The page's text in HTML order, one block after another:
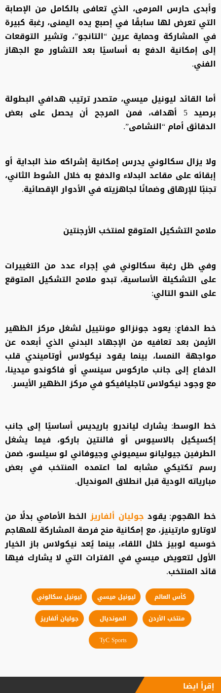
وأبدى حارس المرمى، الذي تعافى بالكامل من الإصابة
التي تعرض لها سابقًا في إصبع يده اليمنى، رغبة كبيرة
في المشاركة وحماية عرين “التانجو”، وتشير التوقعات
إلى إمكانية الدفع به أساسيًا بعد التشاور مع الجهاز
الفني.
أما القائد ليونيل ميسي، متصدر ترتيب هدافي البطولة
برصيد 5 أهداف، فمن المرجح أن يحصل على بعض
الدقائق أمام “النشامى”.
ولا يزال سكالوني يدرس إمكانية إشراكه منذ البداية أو
إبقائه على مقاعد البدلاء والدفع به خلال الشوط الثاني،
تجنبًا للإرهاق وضمانًا لجاهزيته في الأدوار الإقصائية.
ملامح التشكيل المتوقع لمنتخب الأرجنتين
وفي ظل رغبة سكالوني في إجراء عدد من التغييرات
على التشكيلة الأساسية، تبدو ملامح التشكيل المتوقع
على النحو التالي:
خط الدفاع: يعود جونزالو مونتييل لشغل مركز الظهير
الأيمن بعد تعافيه من الإجهاد البدني الذي أبعده عن
مواجهة النمسا، بينما يقود نيكولاس أوتاميندي قلب
الدفاع إلى جانب ماركوس سينسي أو فاكوندو ميدينا،
مع وجود نيكولاس تاجليافيكو في مركز الظهير الأيسر.
خط الوسط: يشارك لياندرو باريديس أساسيًا إلى جانب
إكسيكيل بالاسيوس أو فالنتين باركو، فيما يشغل
الطرفين جيوليانو سيميوني وجيوفاني لو سيلسو، ضمن
رسم تكتيكي مشابه لما اعتمده المنتخب في بعض
مبارياته الودية قبل انطلاق المونديال.
خط الهجوم: يقود جوليان ألفاريز الخط الأمامي بدلًا من
لاوتارو مارتينيز، مع إمكانية منح فرصة المشاركة للمهاجم
خوسيه لوبيز خلال اللقاء، بينما يُعد نيكولاس باز الخيار
الأول لتعويض ميسي في الفترات التي لا يشارك فيها
قائد المنتخب.
كأس العالم ليونيل ميسي
ليونيل سكالوني
منتخب الأردن
المونديال
جوليان ألفاريز
TyC Sports
إقرأ ايضا